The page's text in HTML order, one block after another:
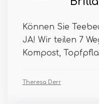
Können Sie
JA! Wir teilen 7
Kompost,
Theresa Derr